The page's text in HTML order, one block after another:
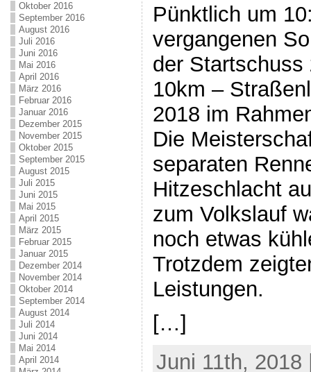
Oktober 2016
September 2016
August 2016
Juli 2016
Juni 2016
Mai 2016
April 2016
März 2016
Februar 2016
Januar 2016
Dezember 2015
November 2015
Oktober 2015
September 2015
August 2015
Juli 2015
Juni 2015
Mai 2015
April 2015
März 2015
Februar 2015
Januar 2015
Dezember 2014
November 2014
Oktober 2014
September 2014
August 2014
Juli 2014
Juni 2014
Mai 2014
April 2014
Pünktlich um
vergangenen
der
10km –
2018 im
Die
separaten
Hitzeschlacht
zum Volkslauf
noch etwas
Trotzdem
Leistungen.
[…]
Juni 11th,